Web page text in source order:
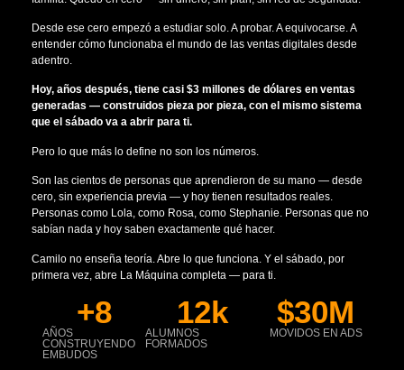
Desde ese cero empezó a estudiar solo. A probar. A equivocarse. A
entender cómo funcionaba el mundo de las ventas digitales desde
adentro.
Hoy, años después, tiene casi $3 millones de dólares en ventas
generadas — construidos pieza por pieza, con el mismo sistema
que el sábado va a abrir para ti.
Pero lo que más lo define no son los números.
Son las cientos de personas que aprendieron de su mano — desde
cero, sin experiencia previa — y hoy tienen resultados reales.
Personas como Lola, como Rosa, como Stephanie. Personas que no
sabían nada y hoy saben exactamente qué hacer.
Camilo no enseña teoría. Abre lo que funciona. Y el sábado, por
primera vez, abre La Máquina completa — para ti.
AÑOS
CONSTRUYENDO
EMBUDOS
+8
ALUMNOS
FORMADOS
12k
MOVIDOS EN ADS
$30M